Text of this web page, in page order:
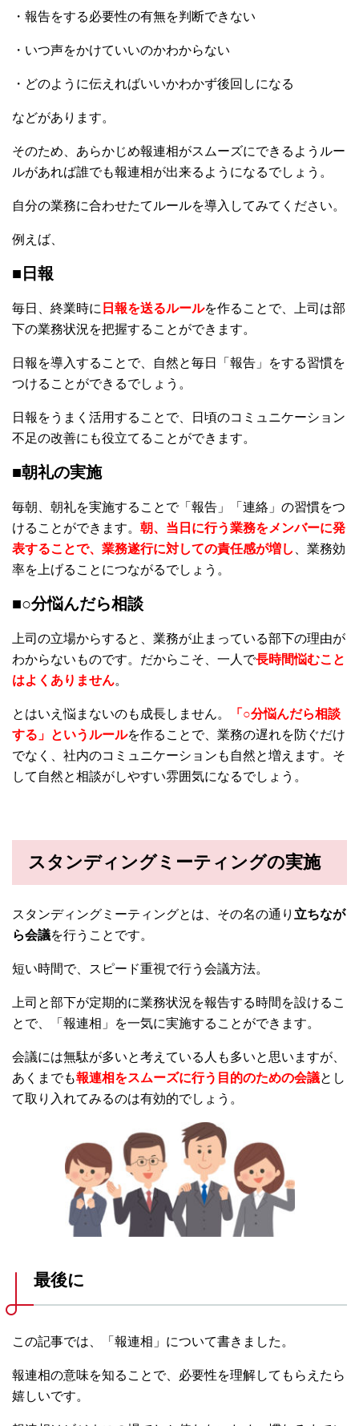
・報告をする必要性の有無を判断できない
・いつ声をかけていいのかわからない
・どのように伝えればいいかわかず後回しになる
などがあります。
そのため、あらかじめ報連相がスムーズにできるようルー
ルがあれば誰でも報連相が出来るようになるでしょう。
自分の業務に合わせたてルールを導入してみてください。
例えば、
■日報
毎日、終業時に 日報を送るルールを作ることで、上司は部
下の業務状況を把握することができます。
日報を導入することで、自然と毎日「報告」をする習慣を
つけることができるでしょう。
日報をうまく活用することで、日頃のコミュニケーション
不足の改善にも役立てることができます。
■朝礼の実施
毎朝、朝礼を実施することで「報告」「連絡」の習慣をつ
けることができます。 朝、当日に行う業務をメンバーに発
表することで、業務遂行に対しての責任感が増し
、業務効
率を上げることにつながるでしょう。
■○分悩んだら相談
上司の立場からすると、業務が止まっている部下の理由が
わからないものです。だからこそ、一人で長時間悩むこと
はよくありません。
とはいえ悩まないのも成長しません。
「○分悩んだら相談
する」というルールを作ることで、業務の遅れを防ぐだけ
でなく、社内のコミュニケーションも自然と増えます。そ
して自然と相談がしやすい雰囲気になるでしょう。
スタンディングミーティングの実施
スタンディングミーティングとは、その名の通り 立ちなが
ら会議を行うことです。
短い時間で、スピード重視で行う会議方法。
上司と部下が定期的に業務状況を報告する時間を設けるこ
とで、「報連相」を一気に実施することができます。
会議には無駄が多いと考えている人も多いと思いますが、
あくまでも報連相をスムーズに行う目的のための会議とし
て取り入れてみるのは有効的でしょう。
最後に
この記事では、「報連相」について書きました。
報連相の意味を知ることで、必要性を理解してもらえたら
嬉しいです。